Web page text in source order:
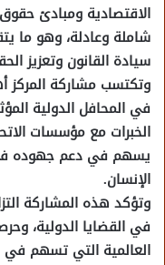
الاقتصادية ومبادئ
شاملة وعادلة، وهو ما
سيادة القانون وتعزيز
وتكتسب مشاركة المركز
في المحافل الدولية
الخبرات مع مؤسسات
يسهم في دعم جهوده في
الإنسان.
وتؤكد هذه المشاركة
في القضايا الدولية،
العالمية التي تسهم في